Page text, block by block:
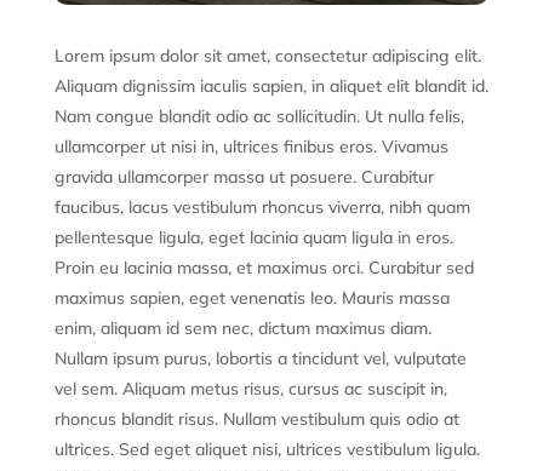
Lorem ipsum dolor sit amet, consectetur adipiscing elit.
Aliquam dignissim iaculis sapien, in aliquet elit blandit id.
Nam congue blandit odio ac sollicitudin. Ut nulla felis,
ullamcorper ut nisi in, ultrices finibus eros. Vivamus
gravida ullamcorper massa ut posuere. Curabitur
faucibus, lacus vestibulum rhoncus viverra, nibh quam
pellentesque ligula, eget lacinia quam ligula in eros.
Proin eu lacinia massa, et maximus orci. Curabitur sed
maximus sapien, eget venenatis leo. Mauris massa
enim, aliquam id sem nec, dictum maximus diam.
Nullam ipsum purus, lobortis a tincidunt vel, vulputate
vel sem. Aliquam metus risus, cursus ac suscipit in,
rhoncus blandit risus. Nullam vestibulum quis odio at
ultrices. Sed eget aliquet nisi, ultrices vestibulum ligula.